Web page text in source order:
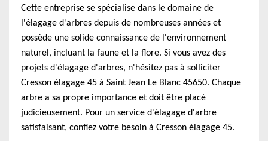
Cette entreprise se spécialise dans le domaine de
l'élagage d'arbres depuis de nombreuses années et
possède une solide connaissance de l'environnement
naturel, incluant la faune et la flore. Si vous avez des
projets d'élagage d'arbres, n'hésitez pas à solliciter
Cresson élagage 45 à Saint Jean Le Blanc 45650. Chaque
arbre a sa propre importance et doit être placé
judicieusement. Pour un service d'élagage d'arbre
satisfaisant, confiez votre besoin à Cresson élagage 45.